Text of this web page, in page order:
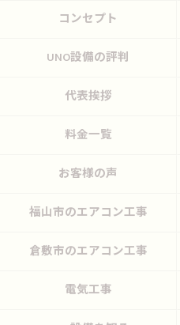
コンセプト
UNO設備の評判
代表挨拶
料金一覧
お客様の声
福山市のエアコン工事
倉敷市のエアコン工事
電気工事